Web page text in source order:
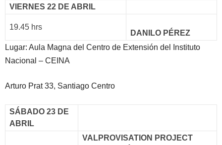
VIERNES 22 DE ABRIL
19.45 hrs
DANILO PÉREZ
Lugar: Aula Magna del Centro de Extensión del Instituto
Nacional – CEINA
Arturo Prat 33, Santiago Centro
SÁBADO 23 DE
ABRIL
VALPROVISATION PROJECT